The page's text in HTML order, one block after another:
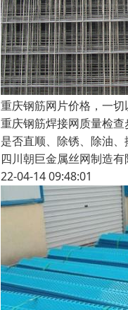
重庆钢筋网片价格，一
重庆钢筋焊接网质量检
是否直顺、除锈、除油
四川朝巨金属丝网制造有
22-04-14 09:48:01